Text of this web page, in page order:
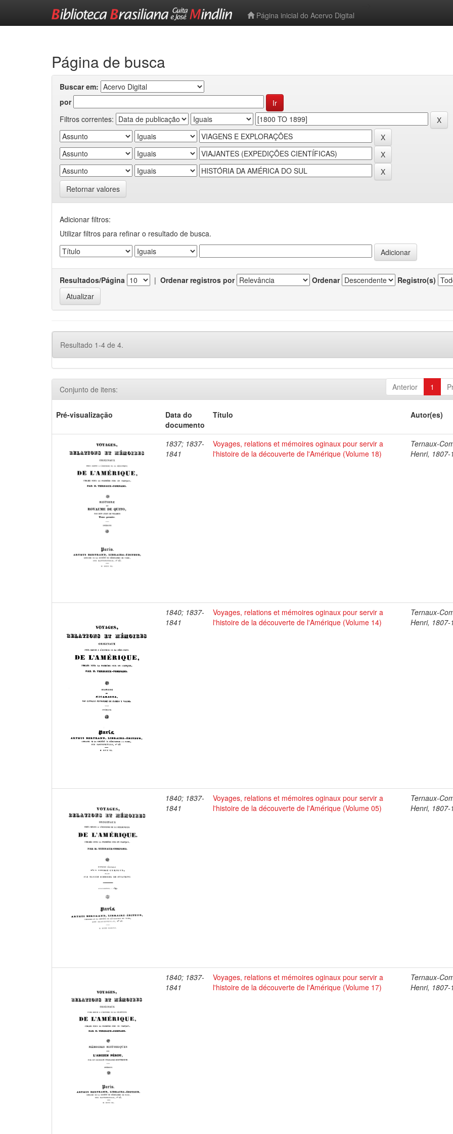
Página inicial do Acervo Digital
Página de busca
Buscar em:
por
Filtros correntes:
Retornar valores
Adicionar filtros:
Utilizar filtros para refinar o resultado de busca.
Resultados/Página | Ordenar registros por Ordenar Registro(s)
Resultado 1-4 de 4.
Anterior 1
Conjunto de itens:
Pré-visualização
Data do
documento
Título Autor(es)
1837; 1837-
1841
Voyages, relations et mémoires oginaux pour servir a
l'histoire de la découverte de l'Amérique (Volume 18)
Ternaux-
Henri, 1807-
1840; 1837-
1841
Voyages, relations et mémoires oginaux pour servir a
l'histoire de la découverte de l'Amérique (Volume 14)
Ternaux-
Henri, 1807-
1840; 1837-
1841
Voyages, relations et mémoires oginaux pour servir a
l'histoire de la découverte de l'Amérique (Volume 05)
Ternaux-
Henri, 1807-
1840; 1837-
1841
Voyages, relations et mémoires oginaux pour servir a
l'histoire de la découverte de l'Amérique (Volume 17)
Ternaux-
Henri, 1807-